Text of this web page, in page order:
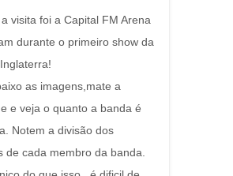
visita foi a Capital FM Arena
durante o primeiro show da
as imagens,mate a
e veja o quanto a banda é
Notem a divisão dos
de cada membro da banda.